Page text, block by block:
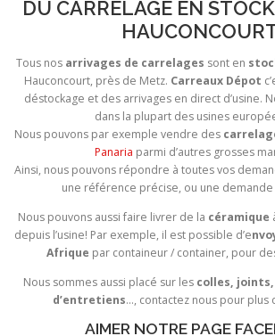
DU CARRELAGE EN
Tous nos arrivages de carrelages sont en
Hauconcourt, près de Metz. Carreaux Dépot
déstockage et des arrivages en direct d’usine.
dans la plupart des usines
Nous pouvons par exemple vendre des
Panaria parmi d’autres grosses
Ainsi, nous pouvons répondre à toutes vos
une référence précise, ou une
Nous pouvons aussi faire livrer de la céramique
depuis l’usine! Par exemple, il est possible d’e
Afrique par containeur / container, pour
Nous sommes aussi placé sur les colles,
d’entretiens…, contactez nous pour plus
AIMER NOTRE PAGE